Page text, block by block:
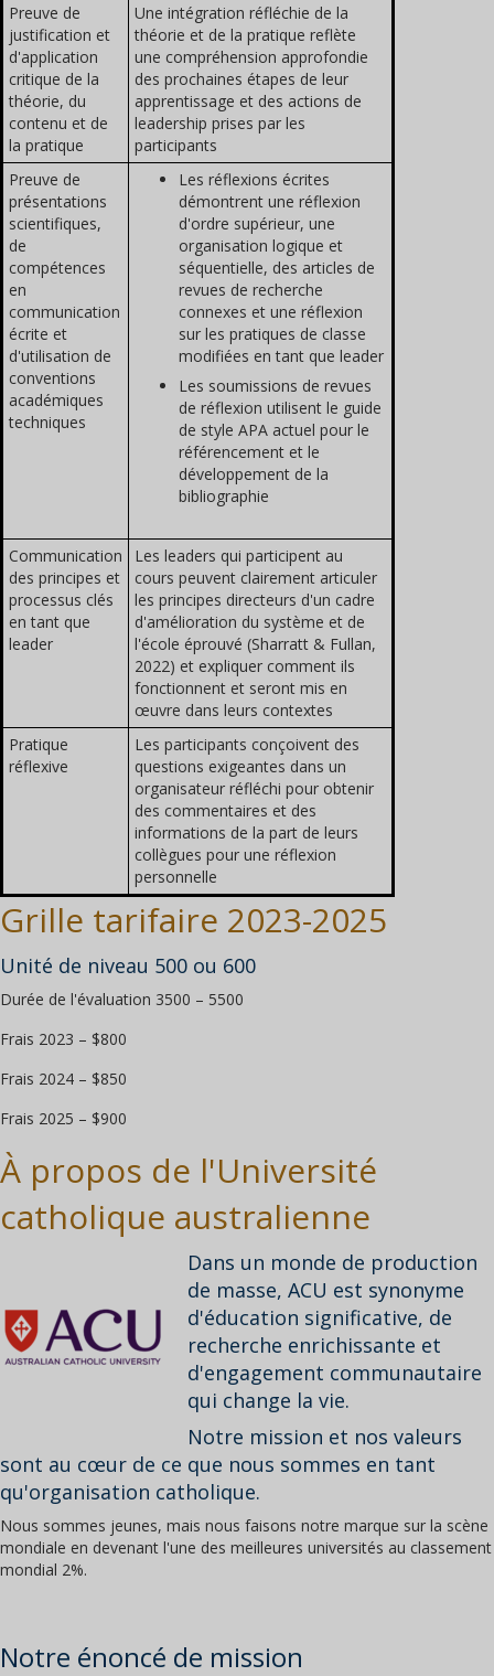
Preuve de
justification et
d'application
critique de la
théorie, du
contenu et de
la pratique
Une intégration réfléchie de la
théorie et de la pratique reflète
une compréhension approfondie
des prochaines étapes de leur
apprentissage et des actions de
leadership prises par les
participants
Preuve de
présentations
scientifiques,
de
compétences
en
communication
écrite et
d'utilisation de
conventions
académiques
techniques
Les réflexions écrites
démontrent une réflexion
d'ordre supérieur, une
organisation logique et
séquentielle, des articles de
revues de recherche
connexes et une réflexion
sur les pratiques de classe
modifiées en tant que leader
Les soumissions de revues
de réflexion utilisent le guide
de style APA actuel pour le
référencement et le
développement de la
bibliographie
Communication
des principes et
processus clés
en tant que
leader
Les leaders qui participent au
cours peuvent clairement articuler
les principes directeurs d'un cadre
d'amélioration du système et de
l'école éprouvé (Sharratt & Fullan,
2022) et expliquer comment ils
fonctionnent et seront mis en
œuvre dans leurs contextes
Pratique
réflexive
Les participants conçoivent des
questions exigeantes dans un
organisateur réfléchi pour obtenir
des commentaires et des
informations de la part de leurs
collègues pour une réflexion
personnelle
Grille tarifaire 2023-2025
Unité de niveau 500 ou 600
Durée de l'évaluation 3500 – 5500
Frais 2023 – $800
Frais 2024 – $850
Frais 2025 – $900
À propos de l'Université
catholique australienne
Dans un monde de production
de masse, ACU est synonyme
d'éducation significative, de
recherche enrichissante et
d'engagement communautaire
qui change la vie.
Notre mission et nos valeurs
sont au cœur de ce que nous sommes en tant
qu'organisation catholique.
Nous sommes jeunes, mais nous faisons notre marque sur la scène
mondiale en devenant l'une des meilleures universités au classement
mondial 2%.
Notre énoncé de mission